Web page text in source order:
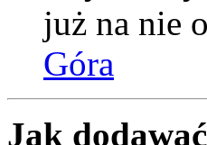
już na nie
Góra
Jak